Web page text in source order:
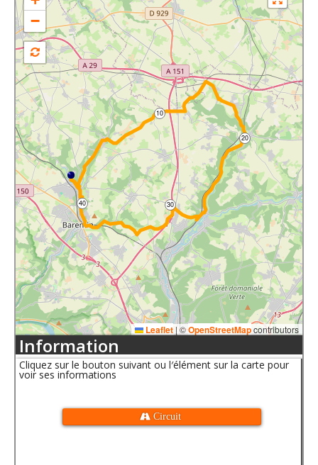
40
20
10
30
−
Leaflet | ©OpenStreetMapcontributors
 Circuit
Information
Cliquez sur le bouton suivant ou l′élément sur la carte pour
voir ses informations